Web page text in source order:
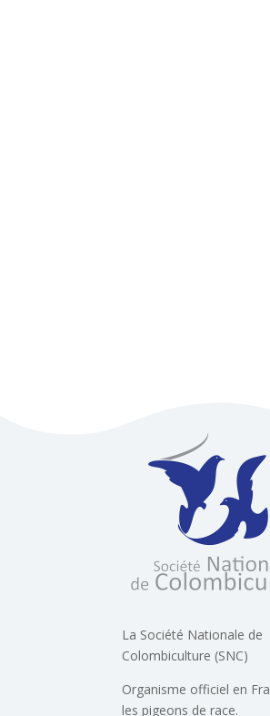
La Société Nationale de
Colombiculture (SNC)
Organisme officiel en
les pigeons de race.